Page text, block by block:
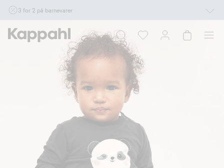
3 for 2 på barnevarer
17/8 i butikk & online for deg som er eller blir medlem. Kan ikke kombineres med
andre tilbud eller rabatter.
Handle nå